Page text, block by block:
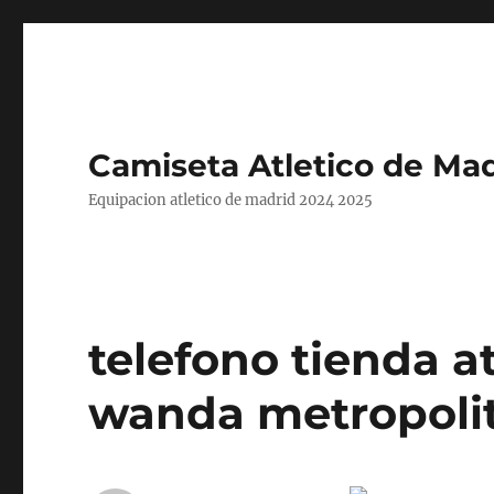
Camiseta Atletico de
Equipacion atletico de madrid 2024 2025
telefono tienda
wanda